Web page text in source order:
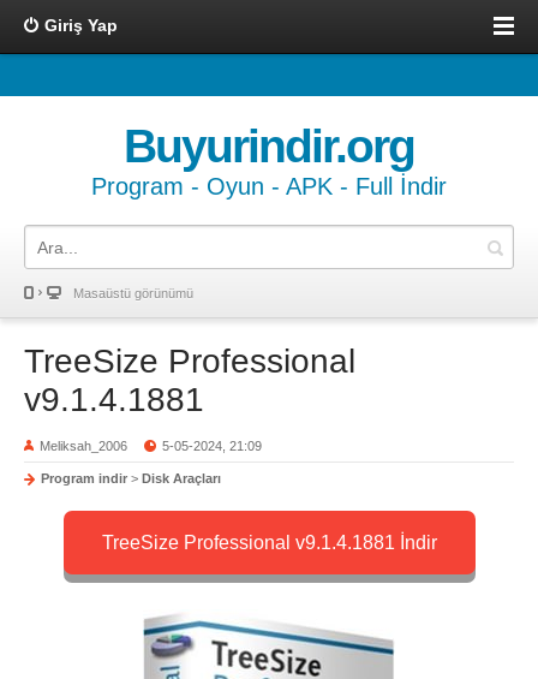
Giriş Yap
Buyurindir.org
Program - Oyun - APK - Full İndir
Masaüstü görünümü
TreeSize Professional
v9.1.4.1881
Meliksah_2006 5-05-2024, 21:09
Program indir > Disk Araçları
TreeSize Professional v9.1.4.1881 İndir